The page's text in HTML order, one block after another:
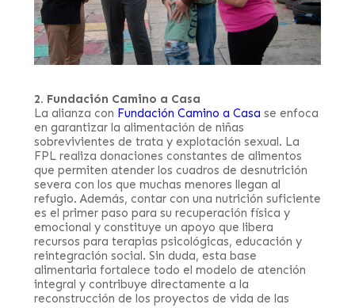
2. Fundación Camino a Casa
La alianza con Fundación Camino a Casa se enfoca
en garantizar la alimentación de niñas
sobrevivientes de trata y explotación sexual. La
FPL realiza donaciones constantes de alimentos
que permiten atender los cuadros de desnutrición
severa con los que muchas menores llegan al
refugio. Además, contar con una nutrición suficiente
es el primer paso para su recuperación física y
emocional y constituye un apoyo que libera
recursos para terapias psicológicas, educación y
reintegración social. Sin duda, esta base
alimentaria fortalece todo el modelo de atención
integral y contribuye directamente a la
reconstrucción de los proyectos de vida de las